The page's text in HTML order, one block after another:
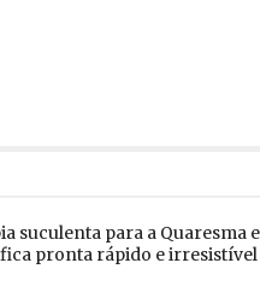
suculenta para a Quaresma e
pronta rápido e irresistível